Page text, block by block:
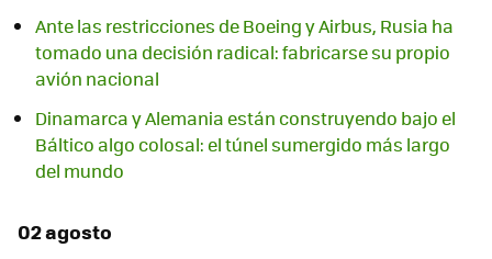
Ante las restricciones de Boeing y Airbus, Rusia ha
tomado una decisión radical: fabricarse su propio
avión nacional
Dinamarca y Alemania están construyendo bajo el
Báltico algo colosal: el túnel sumergido más largo
del mundo
02 agosto